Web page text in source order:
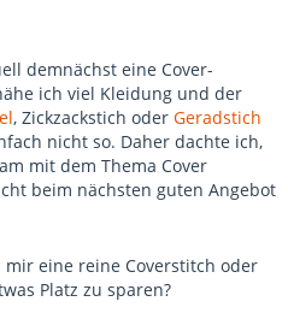
demnächst eine Cover-
ich viel Kleidung und der
, Zickzackstich oder Geradstich
nicht so. Daher dachte ich,
mit dem Thema Cover
beim nächsten guten Angebot
mir eine reine Coverstitch oder
Platz zu sparen?